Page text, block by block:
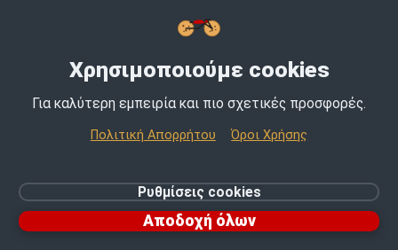
Χρησιμοποιούμε cookies
Για καλύτερη εμπειρία και πιο σχετικές προσφορές.
Πολιτική Απορρήτου Όροι Χρήσης
Ρυθμίσεις cookies
Αποδοχή όλων